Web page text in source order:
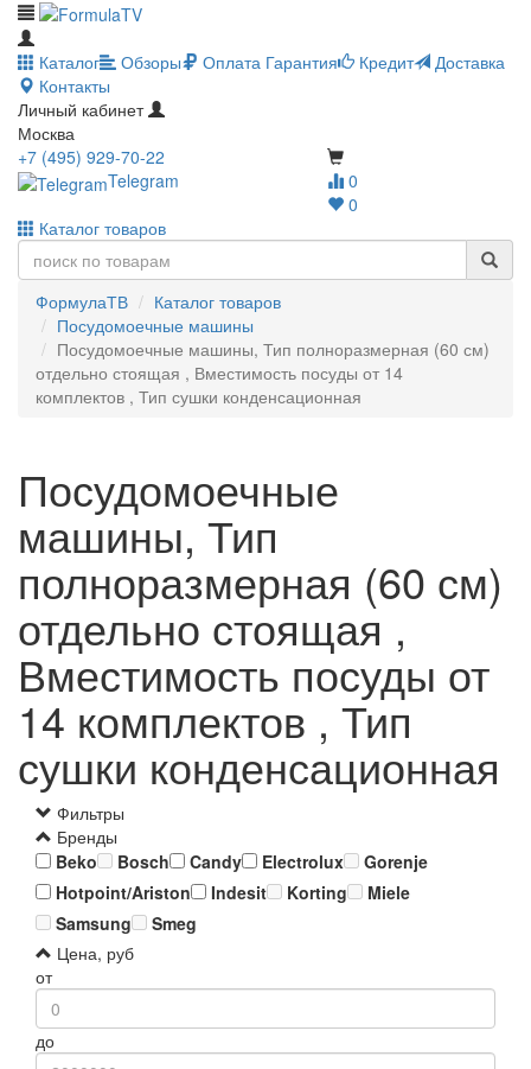
Каталог Обзоры Оплата Гарантия Кредит
Доставка
Контакты
Личный кабинет
Москва
0
0
+7 (495) 929-70-22
Telegram
Каталог товаров
ФормулаТВ
Каталог товаров
Посудомоечные машины
Посудомоечные машины, Тип полноразмерная (60 см)
отдельно стоящая , Вместимость посуды от 14
комплектов , Тип сушки конденсационная
Посудомоечные
машины, Тип
полноразмерная (60 см)
отдельно стоящая ,
Вместимость посуды от
14 комплектов , Тип
сушки конденсационная
Фильтры
Бренды
Beko
Bosch Candy Electrolux
Gorenje
Hotpoint/Ariston
Indesit Korting
Miele
Samsung
Smeg
Цена, руб
от
до